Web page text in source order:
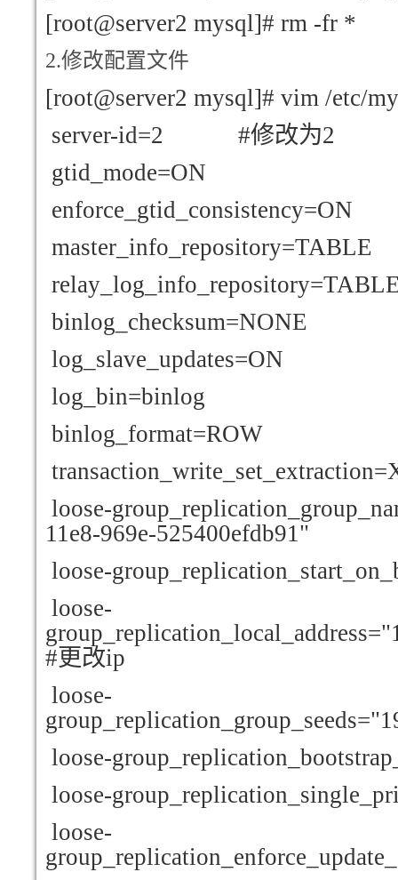
[root@server2 mysql]# rm -fr *
2.修改配置文件
[root@server2 mysql]# vim /etc/
server-id=2 #修改为2
gtid_mode=ON
enforce_gtid_consistency=ON
master_info_repository=TABLE
binlog_checksum=NONE
log_slave_updates=ON
log_bin=binlog
binlog_format=ROW
loose-
11e8-969e-525400efdb91"
loose-
loose-
#更改ip
loose-
loose-
loose-
loose-